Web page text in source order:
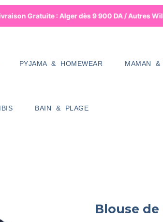
Gratuite : Alger dès 9 900 DA / Autres
PYJAMA & HOMEWEAR MAMAN &
BAIN & PLAGE
Blouse de